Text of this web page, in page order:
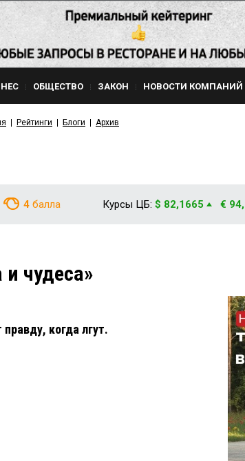
ОБЩЕСТВО ЗАКОН НОВОСТИ КОМПАНИЙ
Рейтинги Блоги Архив
4 балла Курсы ЦБ: $ 82,1665 €
чудеса»
правду, когда лгут.